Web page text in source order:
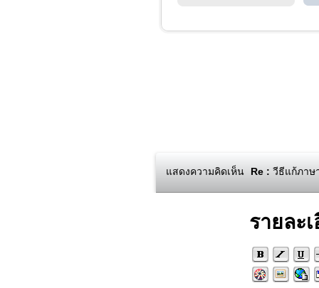
แสดงความคิดเห็น Re : วีธีแก้ภาษ
รายละ